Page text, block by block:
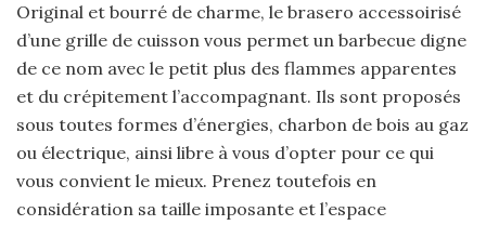
Original et bourré de charme, le brasero accessoirisé
d’une grille de cuisson vous permet un barbecue digne
de ce nom avec le petit plus des flammes apparentes
et du crépitement l’accompagnant. Ils sont proposés
sous toutes formes d’énergies, charbon de bois au gaz
ou électrique, ainsi libre à vous d’opter pour ce qui
vous convient le mieux. Prenez toutefois en
considération sa taille imposante et l’espace